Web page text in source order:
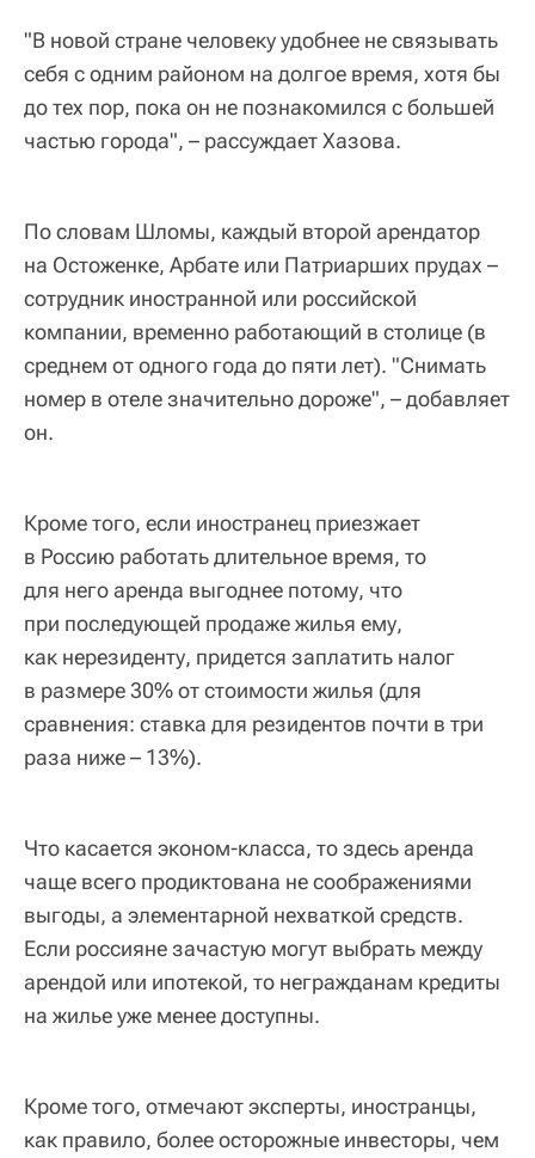
"В новой стране человеку удобнее не связывать
себя с одним районом на долгое время, хотя бы
до тех пор, пока он не познакомился с большей
частью города", – рассуждает Хазова.
По словам Шломы, каждый второй арендатор
на Остоженке, Арбате или Патриарших прудах –
сотрудник иностранной или российской
компании, временно работающий в столице (в
среднем от одного года до пяти лет). "Снимать
номер в отеле значительно дороже", – добавляет
он.
Кроме того, если иностранец приезжает
в Россию работать длительное время, то
для него аренда выгоднее потому, что
при последующей продаже жилья ему,
как нерезиденту, придется заплатить налог
в размере 30% от стоимости жилья (для
сравнения: ставка для резидентов почти в три
раза ниже – 13%).
Что касается эконом-класса, то здесь аренда
чаще всего продиктована не соображениями
выгоды, а элементарной нехваткой средств.
Если россияне зачастую могут выбрать между
арендой или ипотекой, то негражданам кредиты
на жилье уже менее доступны.
Кроме того, отмечают эксперты, иностранцы,
как правило, более осторожные инвесторы, чем